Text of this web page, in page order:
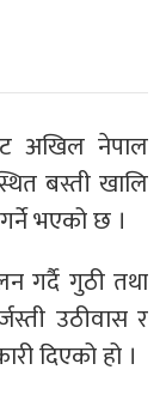
अखिल नेपाल
बस्ती खालि
भएको छ ।
गर्दै गुठी तथा
उठीवास र
दिएको हो ।